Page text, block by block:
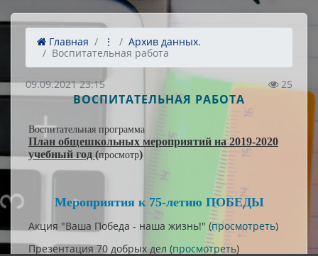
Главная ⋮
Архив данных.
Воспитательная работа
09.09.2021 23:15 25
ВОСПИТАТЕЛЬНАЯ РАБОТА
Воспитательная программа
План общешкольных мероприятий на 2019-2020
учебный год (просмотр)
Мероприятия к 75-летию ПОБЕДЫ
Акция "Ваша Победа - наша жизнь!" (просмотреть)
Презентация 70 добрых дел (просмотреть)